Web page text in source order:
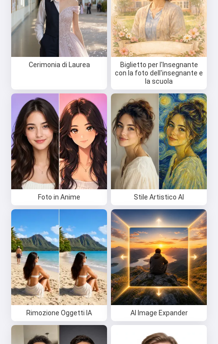
Cerimonia di Laurea
Biglietto per l'Insegnante
con la foto dell'insegnante e
la scuola
Foto in Anime Stile Artistico AI
Rimozione Oggetti IA AI Image Expander